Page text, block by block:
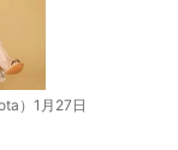
）1月27日